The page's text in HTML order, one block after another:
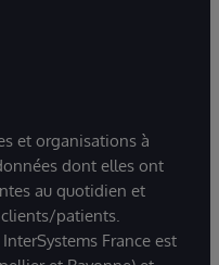
et organisations à
dont elles ont
au quotidien et
patients.
France est